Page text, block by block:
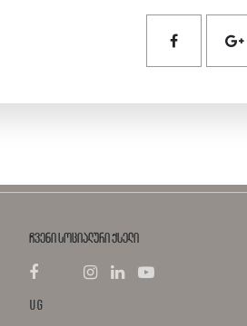
ჩვენი სოციალური ქსელი
UG